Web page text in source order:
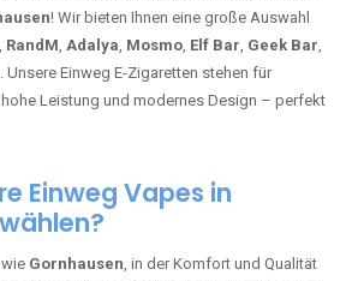
! Wir bieten Ihnen eine große Auswahl
, RandM, Adalya, Mosmo, Elf Bar, Geek Bar,
. Unsere Einweg E-Zigaretten stehen für
Leistung und modernes Design – perfekt
Einweg Vapes in
Gornhausen, in der Komfort und Qualität